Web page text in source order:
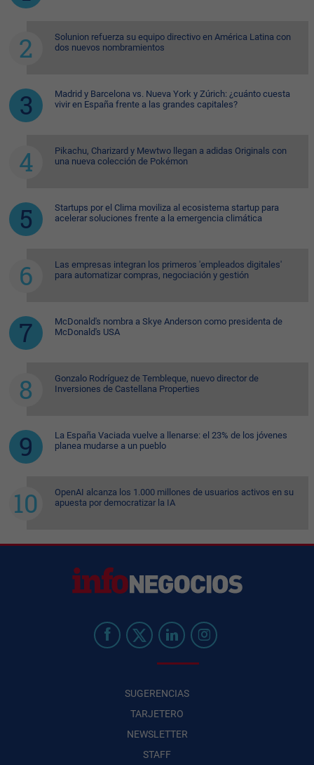
Solunion refuerza su equipo directivo en América Latina con
dos nuevos nombramientos
Madrid y Barcelona vs. Nueva York y Zúrich: ¿cuánto cuesta
vivir en España frente a las grandes capitales?
Pikachu, Charizard y Mewtwo llegan a adidas Originals con
una nueva colección de Pokémon
Startups por el Clima moviliza al ecosistema startup para
acelerar soluciones frente a la emergencia climática
Las empresas integran los primeros 'empleados digitales'
para automatizar compras, negociación y gestión
McDonald's nombra a Skye Anderson como presidenta de
McDonald's USA
Gonzalo Rodríguez de Tembleque, nuevo director de
Inversiones de Castellana Properties
La España Vaciada vuelve a llenarse: el 23% de los jóvenes
planea mudarse a un pueblo
OpenAI alcanza los 1.000 millones de usuarios activos en su
apuesta por democratizar la IA
SUGERENCIAS
TARJETERO
NEWSLETTER
STAFF